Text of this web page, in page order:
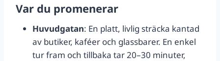
Var du promenerar
Huvudgatan: En platt, livlig sträcka kantad
av butiker, kaféer och glassbarer. En enkel
tur fram och tillbaka tar 20–30 minuter,